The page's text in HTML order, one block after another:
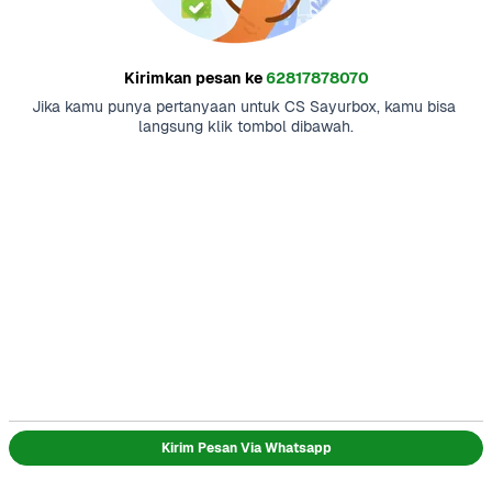
Kirimkan pesan ke62817878070
Jika kamu punya pertanyaan untuk CS Sayurbox, kamu bisa
langsung klik tombol dibawah.
Kirim Pesan Via Whatsapp